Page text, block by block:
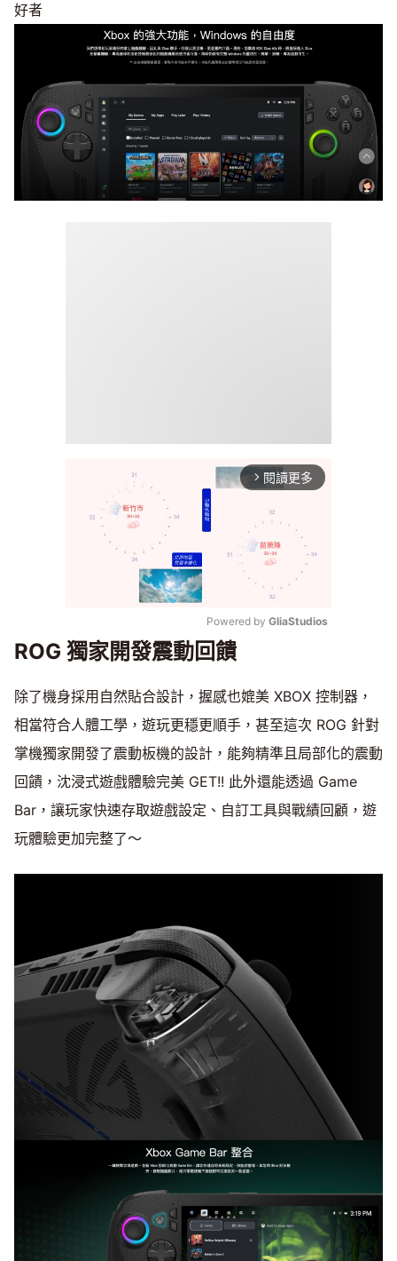
好者
arrow_forward_ios 閱讀更多
Powered by GliaStudios
ROG 獨家開發震動回饋
除了機身採用自然貼合設計，握感也媲美 XBOX 控制器，
相當符合人體工學，遊玩更穩更順手，甚至這次 ROG 針對
掌機獨家開發了震動板機的設計，能夠精準且局部化的震動
回饋，沈浸式遊戲體驗完美 GET!! 此外還能透過 Game
Bar，讓玩家快速存取遊戲設定、自訂工具與戰績回顧，遊
玩體驗更加完整了～